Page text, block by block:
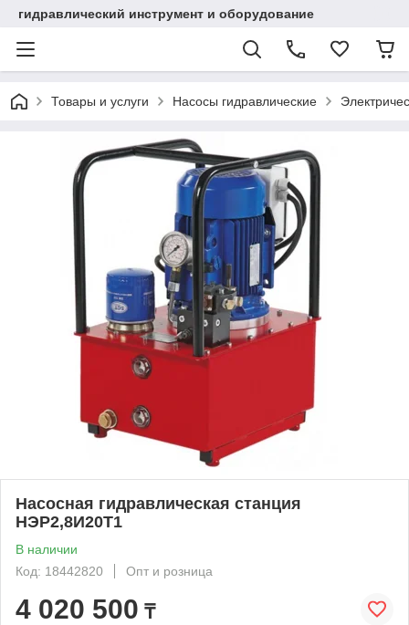
гидравлический инструмент и оборудование
Товары и услуги Насосы гидравлические
Насосная гидравлическая станция
НЭР2,8И20Т1
В наличии
Код: 18442820
Опт и розница
4 020 500 ₸